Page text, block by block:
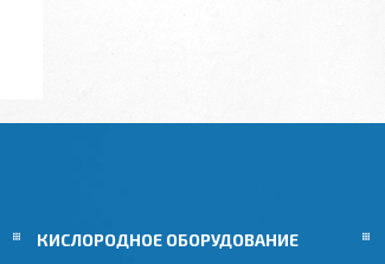
КИСЛОРОДНОЕ ОБОРУДОВАНИЕ